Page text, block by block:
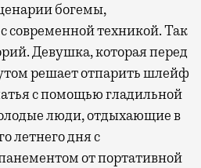
богемы,
современной техникой. Так
Девушка, которая перед
решает отпарить шлейф
с помощью гладильной
люди, отдыхающие в
летнего дня с
от портативной